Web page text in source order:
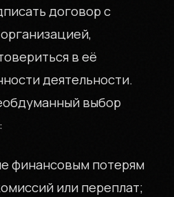
договор с
в её
деятельности.
выбор
финансовым потерям
или переплат;